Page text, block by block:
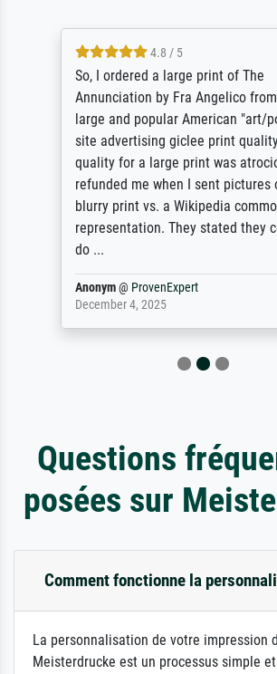
4.8 / 5
So, I ordered a large print of The
Annunciation by Fra Angelico
large and popular American "art/
site advertising giclee print
quality for a large print was
refunded me when I sent pictures
blurry print vs. a Wikipedia
representation. They stated they
do ...
Anonym@ ProvenExpert
December 4, 2025
Questions
posées sur
Comment fonctionne la
La personnalisation de votre impression
Meisterdrucke est un processus simple